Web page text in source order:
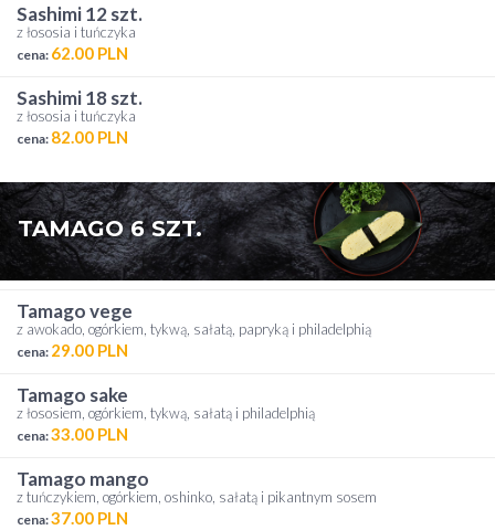
sashimi 12 szt.
z łososia i tuńczyka
cena: 62.00 PLN
sashimi 18 szt.
z łososia i tuńczyka
cena: 82.00 PLN
TAMAGO 6 SZT.
tamago vege
z awokado, ogórkiem, tykwą, sałatą, papryką i philadelphią
cena: 29.00 PLN
tamago sake
z łososiem, ogórkiem, tykwą, sałatą i philadelphią
cena:33.00 PLN
tamago mango
z tuńczykiem, ogórkiem, oshinko, sałatą i pikantnym sosem
cena:37.00 PLN